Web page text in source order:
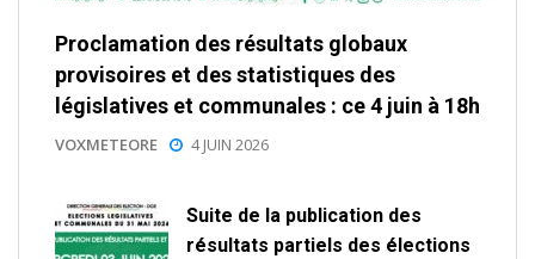
Proclamation des résultats globaux
provisoires et des statistiques des
législatives et communales : ce 4 juin à 18h
VOXMETEORE 4 JUIN 2026
Suite de la publication des
résultats partiels des élections